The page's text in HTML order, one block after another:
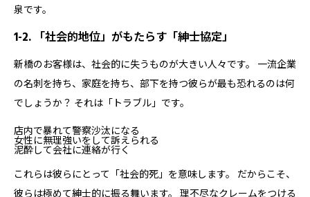
泉です。
1-2. 「社会的地位」がもたらす「紳士協定」
新橋のお客様は、社会的に失うものが大きい人々です。 一流企業
の名刺を持ち、家庭を持ち、部下を持つ彼らが最も恐れるのは何
でしょうか？ それは「トラブル」です。
店内で暴れて警察沙汰になる
女性に無理強いをして訴えられる
泥酔して会社に連絡が行く
これらは彼らにとって「社会的死」を意味します。 だからこそ、
彼らは極めて紳士的に振る舞います。 理不尽なクレームをつける